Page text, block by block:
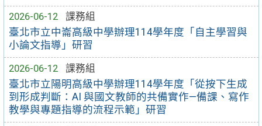
2026-06-12
課務組
臺北市立中崙高級中學辦理114學年度「自主學習與
小論文指導」研習
2026-06-12
課務組
臺北市立陽明高級中學辦理114學年度「從按下生成
到形成判斷：AI 與國文教師的共備實作—備課、寫作
教學與專題指導的流程示範」研習